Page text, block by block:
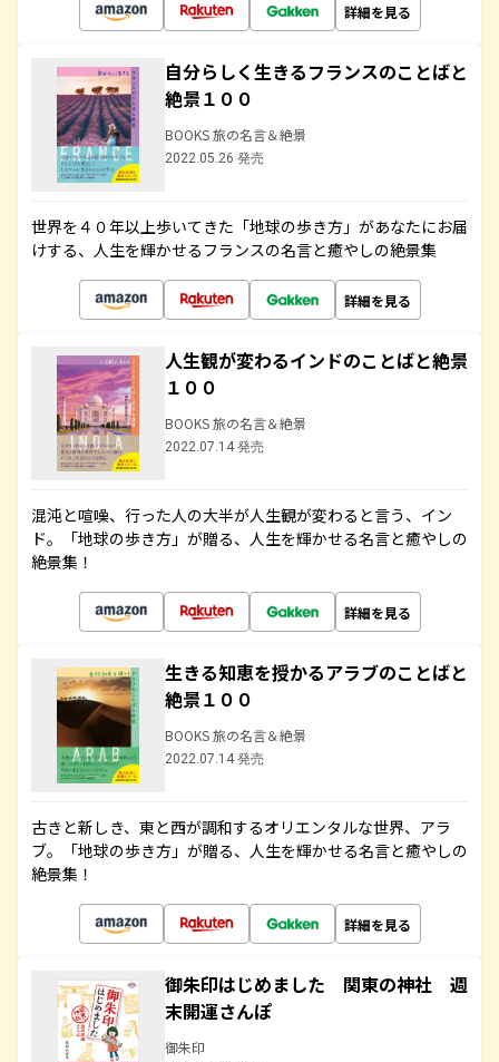
詳細を見る
自分らしく生きるフランスのことばと
絶景１００
BOOKS 旅の名言＆絶景
2022.05.26 発売
世界を４０年以上歩いてきた「地球の歩き方」があなたにお届
けする、人生を輝かせるフランスの名言と癒やしの絶景集
詳細を見る
人生観が変わるインドのことばと絶景
１００
BOOKS 旅の名言＆絶景
2022.07.14 発売
混沌と喧噪、行った人の大半が人生観が変わると言う、イン
ド。「地球の歩き方」が贈る、人生を輝かせる名言と癒やしの
絶景集！
詳細を見る
生きる知恵を授かるアラブのことばと
絶景１００
BOOKS 旅の名言＆絶景
2022.07.14 発売
古きと新しき、東と西が調和するオリエンタルな世界、アラ
ブ。「地球の歩き方」が贈る、人生を輝かせる名言と癒やしの
絶景集！
詳細を見る
御朱印はじめました 関東の神社 週
末開運さんぽ
御朱印